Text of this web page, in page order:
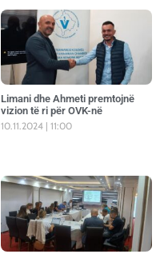
Limani dhe Ahmeti premtojnë
vizion të ri për OVK-në
10.11.2024 11:00